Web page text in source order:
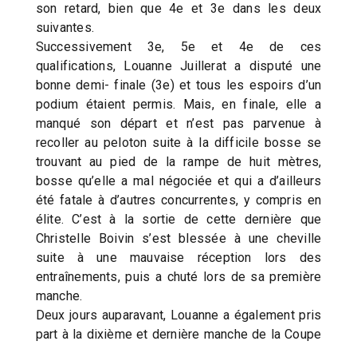
son retard, bien que 4e et 3e dans les deux
suivantes.
Successivement 3e, 5e et 4e de ces
qualifications, Louanne Juillerat a disputé une
bonne demi- finale (3e) et tous les espoirs d’un
podium étaient permis. Mais, en finale, elle a
manqué son départ et n’est pas parvenue à
recoller au peloton suite à la difficile bosse se
trouvant au pied de la rampe de huit mètres,
bosse qu’elle a mal négociée et qui a d’ailleurs
été fatale à d’autres concurrentes, y compris en
élite. C’est à la sortie de cette dernière que
Christelle Boivin s’est blessée à une cheville
suite à une mauvaise réception lors des
entraînements, puis a chuté lors de sa première
manche.
Deux jours auparavant, Louanne a également pris
part à la dixième et dernière manche de la Coupe